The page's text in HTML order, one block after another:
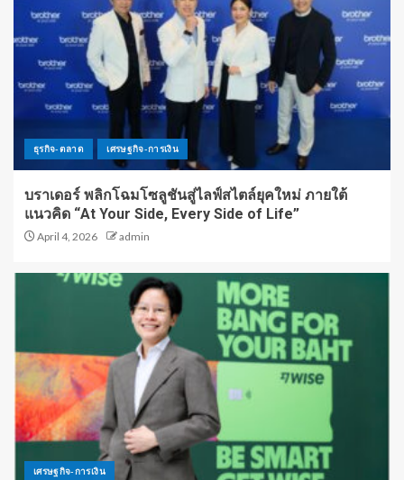
ธุรกิจ-ตลาด เศรษฐกิจ-การเงิน
บราเดอร์ พลิกโฉมโซลูชันสู่ไลฟ์สไตล์ยุคใหม่ ภายใต้
แนวคิด “At Your Side, Every Side of Life”
April 4, 2026 admin
เศรษฐกิจ-การเงิน